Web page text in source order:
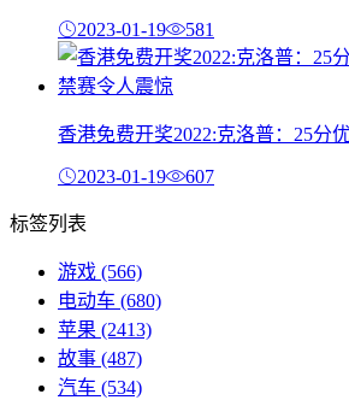
2023-01-19 581
香港免费开奖2022:克洛普：25分
2023-01-19 607
标签列表
游戏 (566)
电动车 (680)
苹果 (2413)
故事 (487)
汽车 (534)